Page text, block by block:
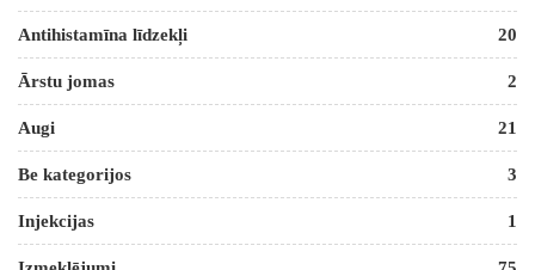
Antihistamīna līdzekļi 20
Ārstu jomas 2
Augi 21
Be kategorijos 3
Injekcijas 1